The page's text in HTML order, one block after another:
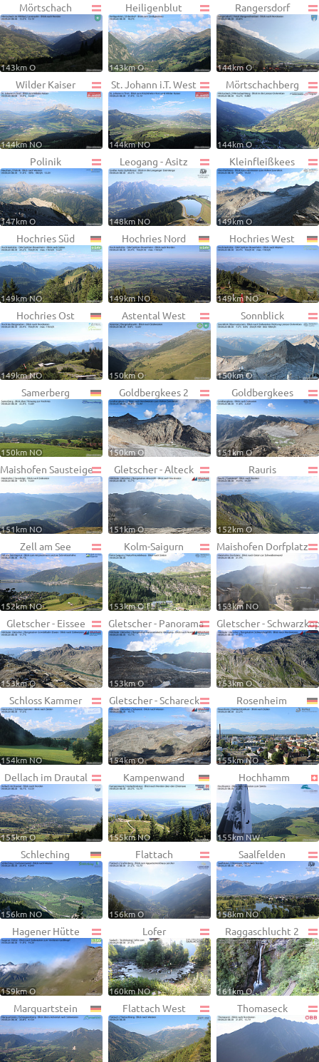
Mörtschach
143km O
Heiligenblut
143km O
Rangersdorf
144km O
Wilder Kaiser
144km NO
St. Johann i.T. West
144km NO
Mörtschachberg
144km O
Polinik
147km O
Leogang - Asitz
148km NO
Kleinfleißkees
149km O
Hochries Süd
149km NO
Hochries Nord
149km NO
Hochries West
149km NO
Hochries Ost
149km NO
Astental West
150km O
Sonnblick
150km O
Samerberg
150km NO
Goldbergkees 2
150km O
Goldbergkees
151km O
Maishofen Sausteige
151km NO
Gletscher - Alteck
151km O
Rauris
152km O
Zell am See
152km NO
Kolm-Saigurn
153km O
Maishofen Dorfplatz
153km NO
Gletscher - Eissee
153km O
Gletscher - Panorama
153km O
Gletscher -
153km O
Schloss Kammer
154km NO
Gletscher - Schareck
154km O
Rosenheim
155km NO
Dellach im Drautal
155km O
Kampenwand
155km NO
Hochhamm
155km NW
Schleching
156km NO
Flattach
156km O
Saalfelden
158km NO
Hagener Hütte
159km O
Lofer
160km NO
Raggaschlucht 2
161km O
Marquartstein Flattach West Thomaseck